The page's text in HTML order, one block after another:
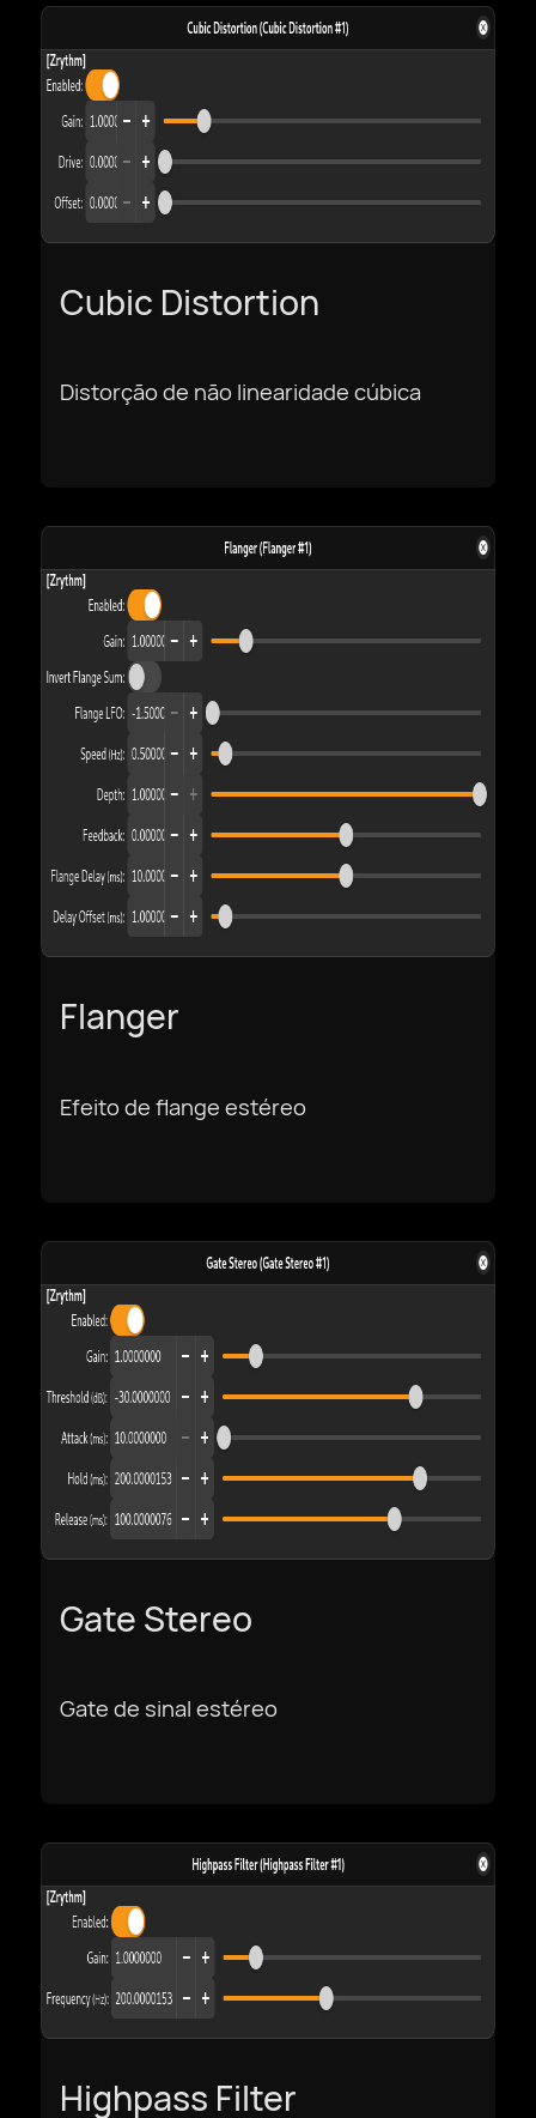
Cubic Distortion
Distorção de não linearidade cúbica
Flanger
Efeito de flange estéreo
Gate Stereo
Gate de sinal estéreo
Highpass Filter